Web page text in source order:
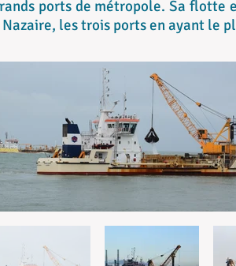
ports de métropole. Sa flotte
les trois ports en ayant le